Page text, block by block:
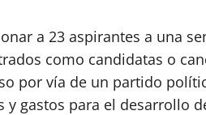
a 23 aspirantes a una
como candidatas o
por vía de un partido
gastos para el desarrollo